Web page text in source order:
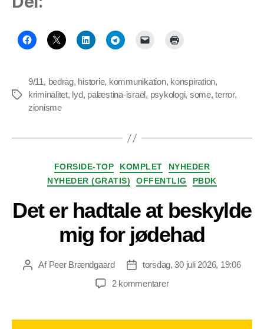
Tags
9/11, bedrag, historie, kommunikation, konspiration,
kriminalitet, lyd, palæstina-israel, psykologi, some,terror,
zionisme
Kategorier
FORSIDE-TOP KOMPLET
NYHEDER
NYHEDER (GRATIS)
OFFENTLIG PBDK
Det er hadtale at beskylde
mig for jødehad
Indlægsforfatter
Af Peer Brændgaard Indlægsdato
torsdag, 30 juli 2026, 19:06
2 kommentarertil
hadtale